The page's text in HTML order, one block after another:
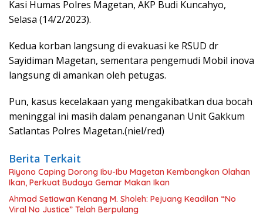
Kasi Humas Polres Magetan, AKP Budi Kuncahyo,
Selasa (14/2/2023).
Kedua korban langsung di evakuasi ke RSUD dr
Sayidiman Magetan, sementara pengemudi Mobil inova
langsung di amankan oleh petugas.
Pun, kasus kecelakaan yang mengakibatkan dua bocah
meninggal ini masih dalam penanganan Unit Gakkum
Satlantas Polres Magetan.(niel/red)
Berita Terkait
Riyono Caping Dorong Ibu-Ibu Magetan Kembangkan Olahan
Ikan, Perkuat Budaya Gemar Makan Ikan
Ahmad Setiawan Kenang M. Sholeh: Pejuang Keadilan “No
Viral No Justice” Telah Berpulang